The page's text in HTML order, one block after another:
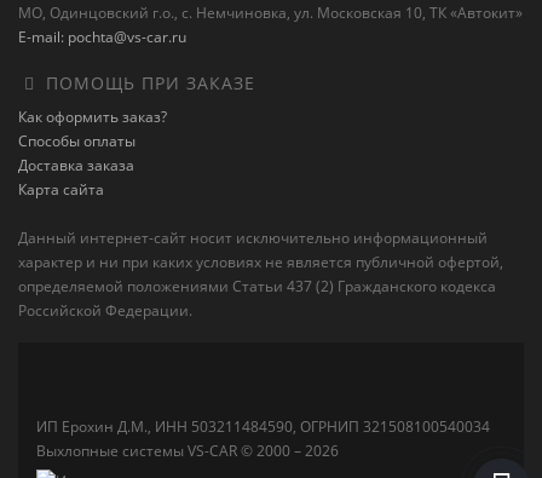
МО, Одинцовский г.о., с. Немчиновка, ул. Московская 10, ТК «Автокит»
E-mail: pochta@vs-car.ru
ПОМОЩЬ ПРИ ЗАКАЗЕ
Как оформить заказ?
Способы оплаты
Доставка заказа
Карта сайта
Данный интернет-сайт носит исключительно информационный
характер и ни при каких условиях не является публичной офертой,
определяемой положениями Статьи 437 (2) Гражданского кодекса
Российской Федерации.
ИП Ерохин Д.М., ИНН 503211484590, ОГРНИП 321508100540034
Выхлопные системы VS-CAR © 2000 – 2026